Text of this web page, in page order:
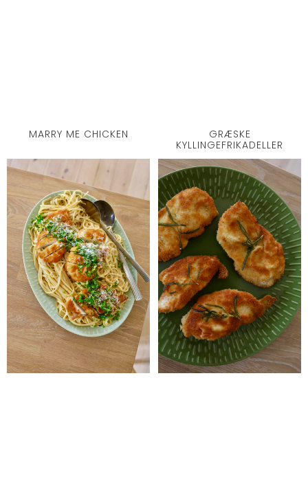
MARRY ME CHICKEN
GRÆSKE
KYLLINGEFRIKADELLER